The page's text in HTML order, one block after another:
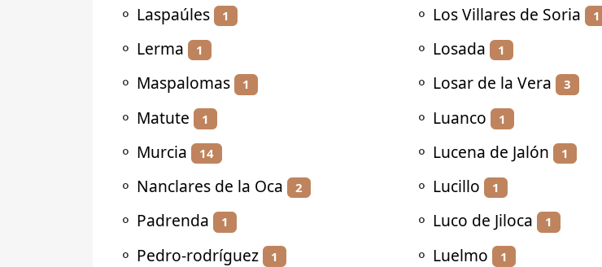
⚬ Laspaúles 1
⚬ Lerma 1
⚬ Maspalomas 1
⚬ Matute 1
⚬ Murcia 14
⚬ Nanclares de la Oca 2
⚬ Padrenda 1
⚬ Pedro-rodríguez 1
⚬ Los Villares de Soria 1
⚬ Losada 1
⚬ Losar de la Vera 3
⚬ Luanco 1
⚬ Lucena de Jalón 1
⚬ Lucillo 1
⚬ Luco de Jiloca 1
⚬ Luelmo 1